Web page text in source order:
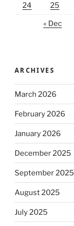
24 25
« Dec
ARCHIVES
March 2026
February 2026
January 2026
December 2025
September 2025
August 2025
July 2025